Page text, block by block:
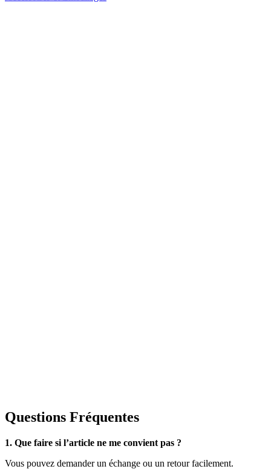
Questions Fréquentes
1. Que faire si l’article ne me convient pas ?
Vous pouvez demander un échange ou un retour facilement.